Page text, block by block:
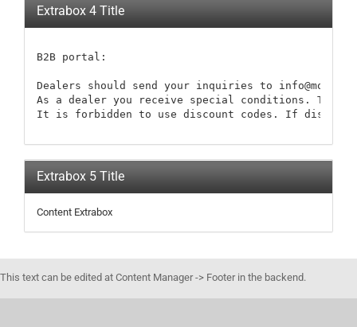
Extrabox 4 Title
B2B portal:
Dealers should send your inquiries to
As a dealer you receive special conditions.
It is forbidden to use discount codes. If discount
Extrabox 5 Title
Content Extrabox
This text can be edited at Content Manager -> Footer in the backend.